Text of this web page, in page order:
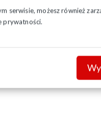
serwisie, możesz również
prywatności.